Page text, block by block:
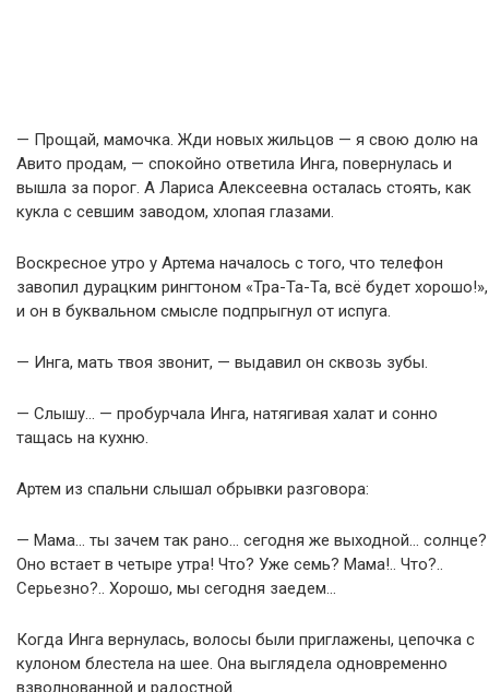
— Прощай, мамочка. Жди новых жильцов — я свою долю на
Авито продам, — спокойно ответила Инга, повернулась и
вышла за порог. А Лариса Алексеевна осталась стоять, как
кукла с севшим заводом, хлопая глазами.
Воскресное утро у Артема началось с того, что телефон
завопил дурацким рингтоном «Тра-Та-Та, всё будет хорошо!»,
и он в буквальном смысле подпрыгнул от испуга.
— Инга, мать твоя звонит, — выдавил он сквозь зубы.
— Слышу… — пробурчала Инга, натягивая халат и сонно
тащась на кухню.
Артем из спальни слышал обрывки разговора:
— Мама… ты зачем так рано… сегодня же выходной… солнце?
Оно встает в четыре утра! Что? Уже семь? Мама!.. Что?..
Серьезно?.. Хорошо, мы сегодня заедем…
Когда Инга вернулась, волосы были приглажены, цепочка с
кулоном блестела на шее. Она выглядела одновременно
взволнованной и радостной.